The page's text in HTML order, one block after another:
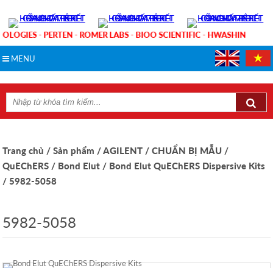
- PERTEN - ROMER LABS - BIOO SCIENTIFIC - HWASHIN
MENU
Trang chủ / Sản phẩm / AGILENT / CHUẨN BỊ MẪU /
QuEChERS / Bond Elut / Bond Elut QuEChERS Dispersive Kits
/ 5982-5058
5982-5058